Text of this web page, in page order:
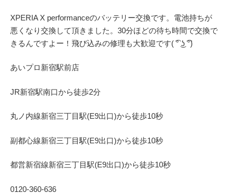
XPERIA X performanceのバッテリー交換です。電池持ちが
悪くなり交換して頂きました。30分ほどの待ち時間で交換で
きるんですよー！飛び込みの修理も大歓迎です( ͡° ͜ʖ ͡°)
あいプロ新宿駅前店
JR新宿駅南口から徒歩2分
丸ノ内線新宿三丁目駅(E9出口)から徒歩10秒
副都心線新宿三丁目駅(E9出口)から徒歩10秒
都営新宿線新宿三丁目駅(E9出口)から徒歩10秒
0120-360-636